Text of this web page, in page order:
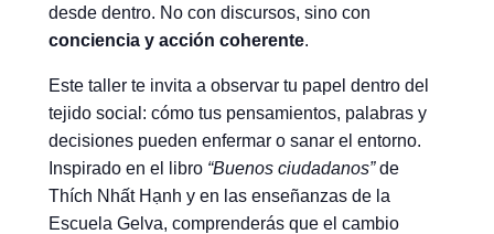
desde dentro. No con discursos, sino con
conciencia y acción coherente.
Este taller te invita a observar tu papel dentro del
tejido social: cómo tus pensamientos, palabras y
decisiones pueden enfermar o sanar el entorno.
Inspirado en el libro “Buenos ciudadanos”de
Thích Nhất Hạnh y en las enseñanzas de la
Escuela Gelva, comprenderás que el cambio